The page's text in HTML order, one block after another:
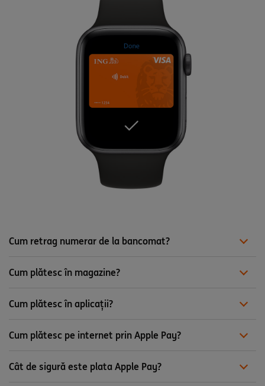
Cum retrag numerar de la bancomat?
Cum plătesc în magazine?
Cum plătesc în aplicații?
Cum plătesc pe internet prin Apple Pay?
Cât de sigură este plata Apple Pay?